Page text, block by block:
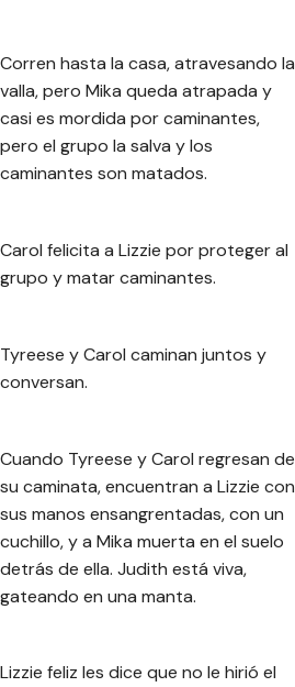
Corren hasta la casa, atravesando la
valla, pero Mika queda atrapada y
casi es mordida por caminantes,
pero el grupo la salva y los
caminantes son matados.
Carol felicita a Lizzie por proteger al
grupo y matar caminantes.
Tyreese y Carol caminan juntos y
conversan.
Cuando Tyreese y Carol regresan de
su caminata, encuentran a Lizzie con
sus manos ensangrentadas, con un
cuchillo, y a Mika muerta en el suelo
detrás de ella. Judith está viva,
gateando en una manta.
Lizzie feliz les dice que no le hirió el